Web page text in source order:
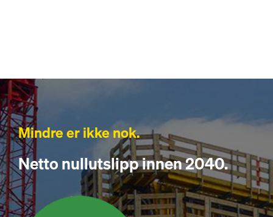
Mindre er ikke nok.
Netto nullutslipp innen 2040.